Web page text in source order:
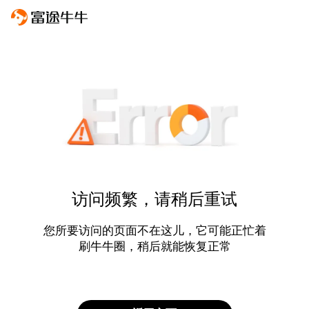
访问频繁，请稍后重试
您所要访问的页面不在这儿，它可能正忙着
刷牛牛圈，稍后就能恢复正常